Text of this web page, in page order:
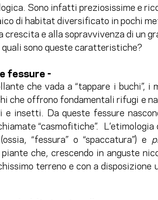
Sono infatti preziosissime e
di habitat diversificato in pochi
e alla sopravvivenza di un
sono queste caratteristiche?
fessure -
che vada a “tappare i buchi”, i
che offrono fondamentali rifugi e
insetti. Da queste fessure
“casmofitiche”.
“fessura” o “spaccatura”) e
piante che, crescendo in anguste
terreno e con a disposizione